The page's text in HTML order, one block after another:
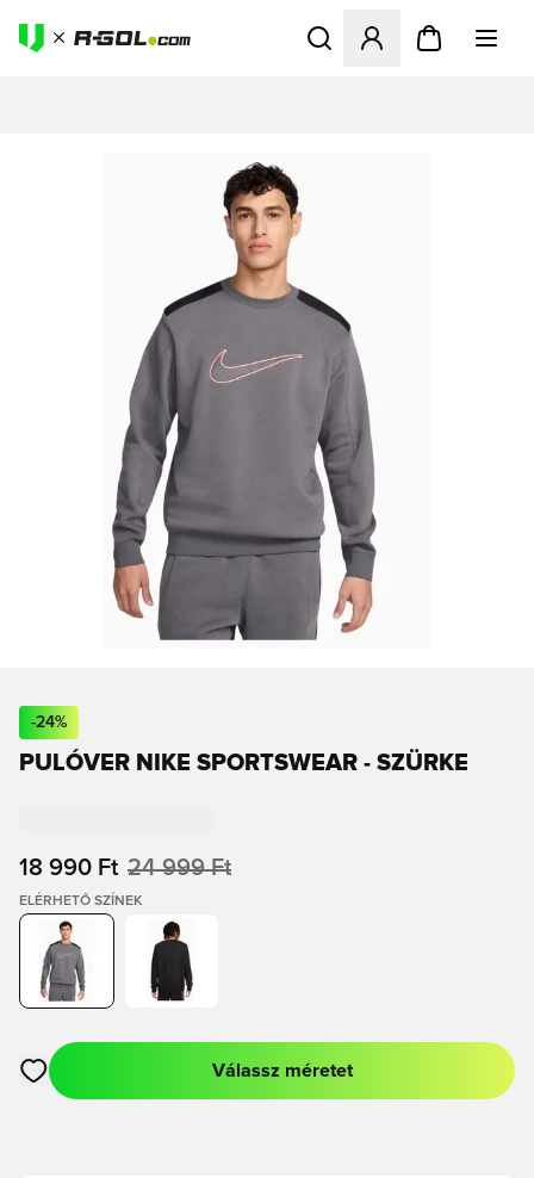
Megnyit egy modált a
-24%
PULÓVER NIKE SPORTSWEAR - SZÜRKE
18 990 Ft 24 999 Ft
ELÉRHETŐ SZÍNEK
Megnyit egy modált a bejelentkezéshez vagy a tagként való
Válassz méretet